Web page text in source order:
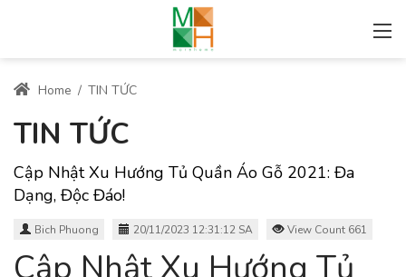
Home / TIN TỨC
TIN TỨC
Cập Nhật Xu Hướng Tủ Quần Áo Gỗ 2021: Đa
Dạng, Độc Đáo!
Bich Phuong 20/11/2023 12:31:12 SA View Count 661